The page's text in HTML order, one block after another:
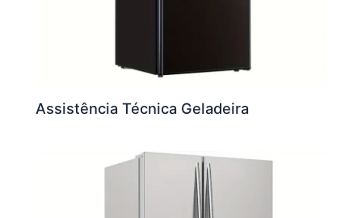
Assistência Técnica Geladeira